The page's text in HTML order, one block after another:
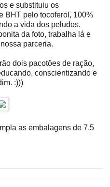
e substituiu os
BHT pelo tocoferol, 100%
a vida dos peludos.
da foto, trabalha lá e
parceria.
dois pacotões de ração,
conscientizando e
:)))
as embalagens de 7,5